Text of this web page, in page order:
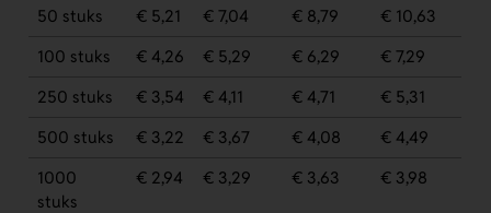
50 stuks
€ 5,21 € 7,04 € 8,79
€ 10,63
100 stuks
€ 4,26 € 5,29 € 6,29
€ 7,29
250 stuks
€ 3,54 € 4,11 € 4,71
€ 5,31
500 stuks
€ 3,22 € 3,67 € 4,08
€ 4,49
1000
stuks
€ 2,94 € 3,29 € 3,63 € 3,98